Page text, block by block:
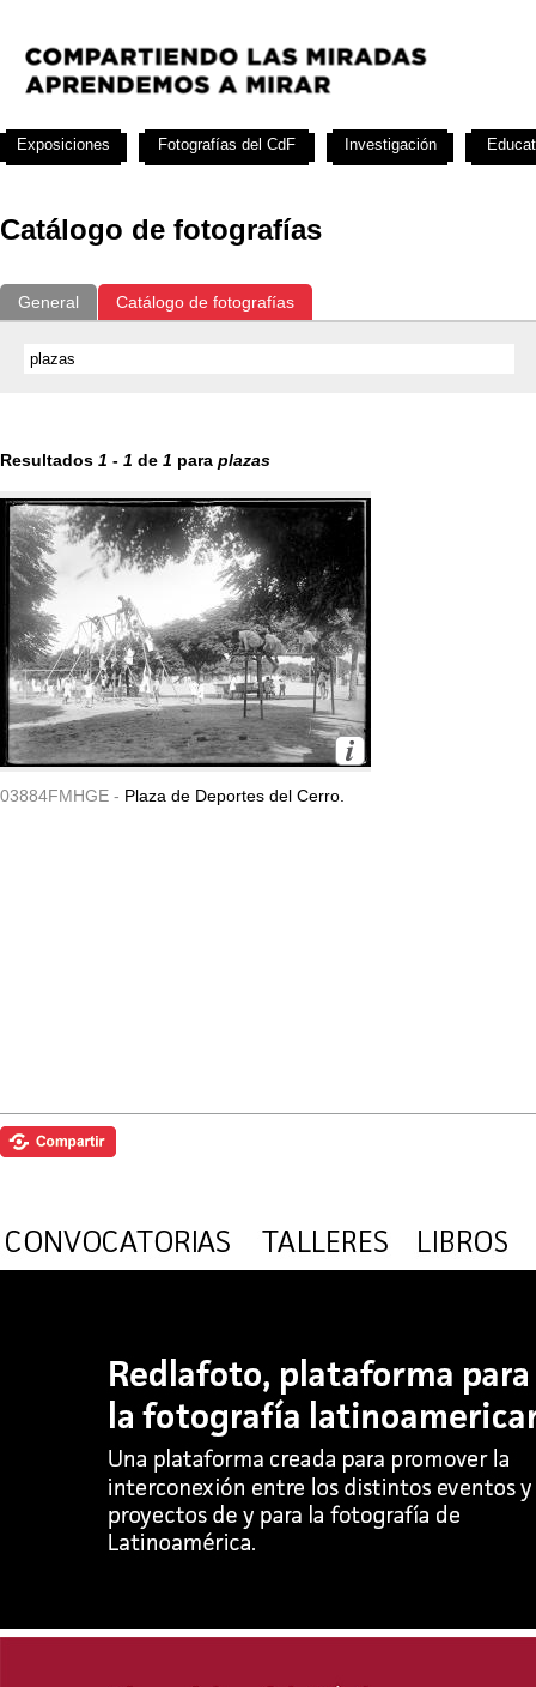
Catálogo de fotografías
General Catálogo de fotografías
Resultados 1 - 1 de 1 para plazas
03884FMHGE - Plaza de Deportes del Cerro.
Exposiciones Fotografías del CdF Investigación